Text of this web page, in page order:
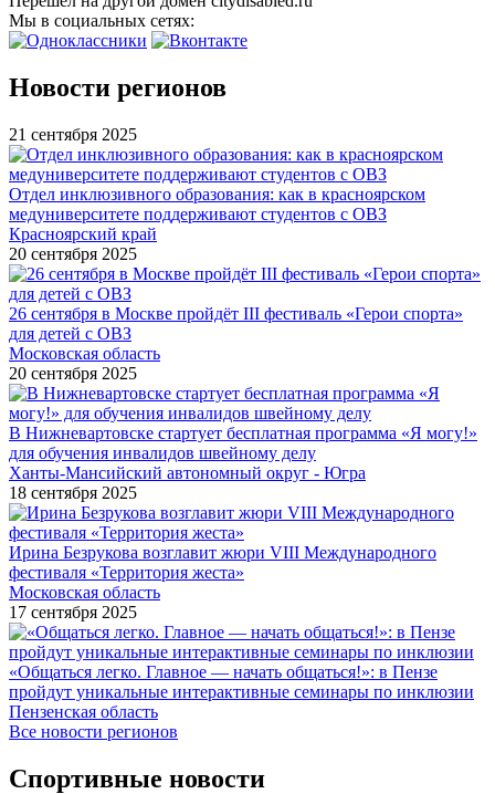
Мы в социальных сетях:
Новости регионов
21 сентября 2025
Отдел инклюзивного образования: как в красноярском
медуниверситете поддерживают студентов с ОВЗ
Красноярский край
20 сентября 2025
26 сентября в Москве пройдёт III фестиваль «Герои спорта»
для детей с ОВЗ
Московская область
20 сентября 2025
В Нижневартовске стартует бесплатная программа «Я могу!»
для обучения инвалидов швейному делу
Ханты-Мансийский автономный округ - Югра
18 сентября 2025
Ирина Безрукова возглавит жюри VIII Международного
фестиваля «Территория жеста»
Московская область
17 сентября 2025
«Общаться легко. Главное — начать общаться!»: в Пензе
пройдут уникальные интерактивные семинары по инклюзии
Пензенская область
Все новости регионов
Спортивные новости